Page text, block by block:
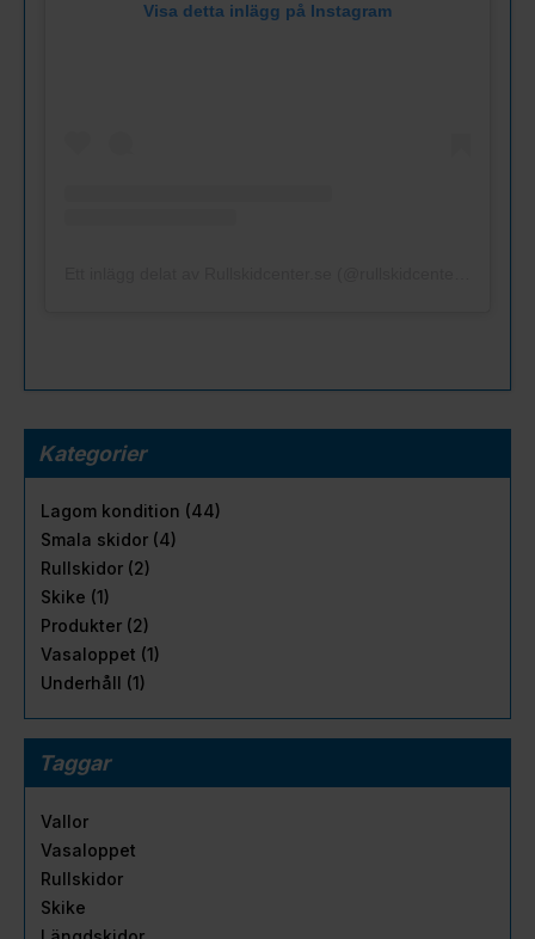
Visa detta inlägg på Instagram
Kategorier
Lagom kondition (44)
Smala skidor (4)
Rullskidor (2)
Skike (1)
Produkter (2)
Vasaloppet (1)
Underhåll (1)
Taggar
Vallor
Vasaloppet
Rullskidor
Skike